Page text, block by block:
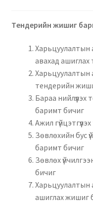
Журмууд​
Компанийн
Нягтлан бодох бүртгэл
Санхүүгийн анхан
Сургалт
Түрээсийн гэрээ
Хөдөлмөрийн багц
Tендерийн жишиг
Харьцуулалтын
авахад
Харьцуулалтын
тендерийн
Бараа
баримт бичиг
Ажил
Зөвлөхийн бус
баримт бичиг
Зөвлөх
бичиг
Харьцуулалтын
ашиглах жишиг